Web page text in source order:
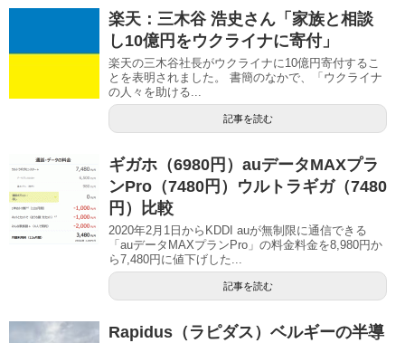
楽天：三木谷 浩史さん「家族と相談
し10億円をウクライナに寄付」
楽天の三木谷社長がウクライナに10億円寄付するこ
とを表明されました。 書簡のなかで、「ウクライナ
の人々を助ける...
記事を読む
ギガホ（6980円）auデータMAXプラ
ンPro（7480円）ウルトラギガ（7480
円）比較
2020年2月1日からKDDI auが無制限に通信できる
「auデータMAXプランPro」の料金料金を8,980円か
ら7,480円に値下げした...
記事を読む
Rapidus（ラピダス）ベルギーの半導